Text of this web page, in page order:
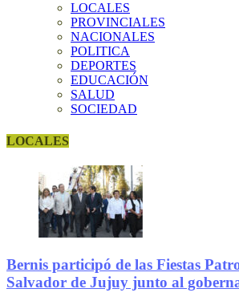
LOCALES
PROVINCIALES
NACIONALES
POLITICA
DEPORTES
EDUCACIÓN
SALUD
SOCIEDAD
LOCALES
Bernis participó de las Fiestas
Salvador de Jujuy junto al